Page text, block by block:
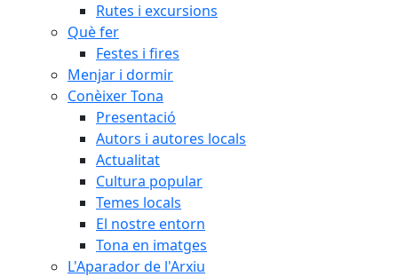
Rutes i excursions
Què fer
Festes i fires
Menjar i dormir
Conèixer Tona
Presentació
Autors i autores locals
Actualitat
Cultura popular
Temes locals
El nostre entorn
Tona en imatges
L'Aparador de l'Arxiu